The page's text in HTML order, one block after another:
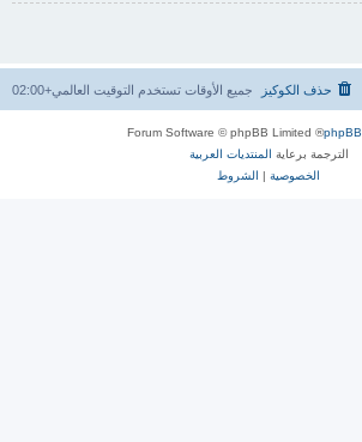
جميع الأوقات تستخدم التوقيت العالمي+02:00 حذف الكوكيز
phpBB
® Forum Software © phpBB Limited
الترجمة برعاية المنتديات العربية
الخصوصية | الشروط